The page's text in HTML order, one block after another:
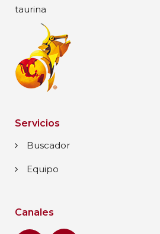
taurina
Servicios
Buscador
Equipo
Canales